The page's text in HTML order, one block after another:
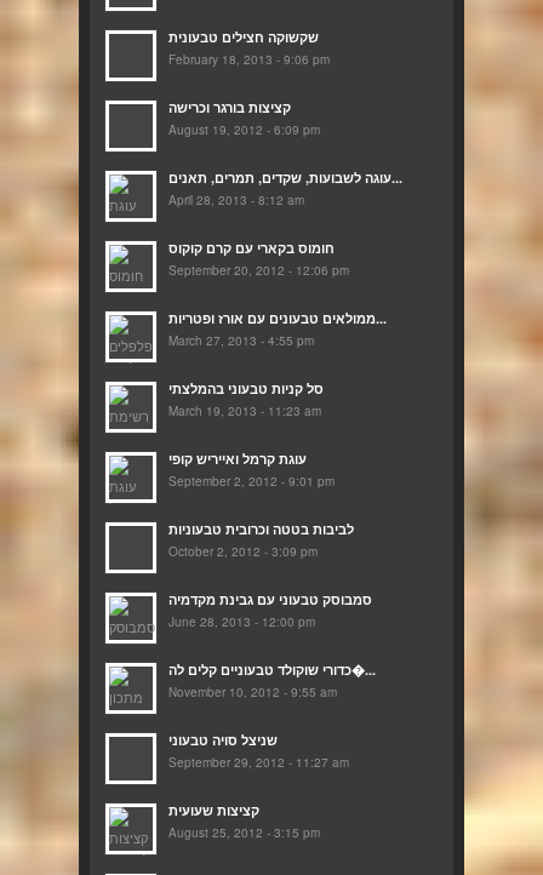
שקשוקה חצילים טבעונית
February 18, 2013 - 9:06 pm
קציצות בורגר וכרישה
August 19, 2012 - 6:09 pm
עוגה לשבועות, שקדים, תמרים, תאנים...
April 28, 2013 - 8:12 am
חומוס בקארי עם קרם קוקוס
September 20, 2012 - 12:06 pm
ממולאים טבעונים עם אורז ופטריות...
March 27, 2013 - 4:55 pm
סל קניות טבעוני בהמלצתי
March 19, 2013 - 11:23 am
עוגת קרמל ואייריש קופי
September 2, 2012 - 9:01 pm
לביבות בטטה וכרובית טבעוניות
October 2, 2012 - 3:09 pm
סמבוסק טבעוני עם גבינת מקדמיה
June 28, 2013 - 12:00 pm
כדורי שוקולד טבעוניים קלים לה�...
November 10, 2012 - 9:55 am
שניצל סויה טבעוני
September 29, 2012 - 11:27 am
קציצות שעועית
August 25, 2012 - 3:15 pm